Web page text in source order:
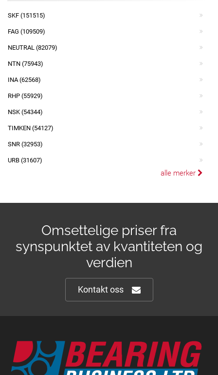
SKF (151515)
FAG (109509)
NEUTRAL (82079)
NTN (75943)
INA (62568)
RHP (55929)
NSK (54344)
TIMKEN (54127)
SNR (32953)
URB (31607)
alle merker
Omsettelige priser fra
synspunktet av kvantiteten og
verdien
Kontakt oss